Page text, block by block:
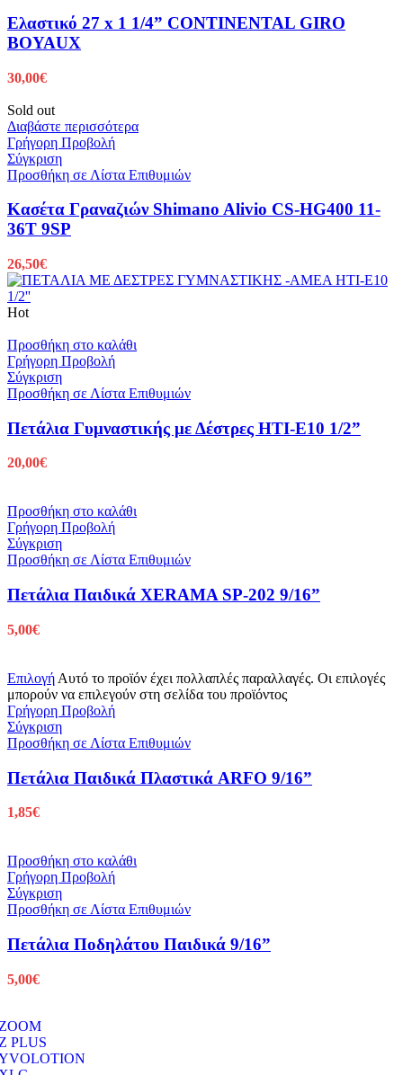
Ελαστικό 27 x 1 1/4” CONTINENTAL GIRO
BOYAUX
30,00€
Sold out
Διαβάστε περισσότερα
Γρήγορη Προβολή
Σύγκριση
Προσθήκη σε Λίστα Επιθυμιών
Κασέτα Γραναζιών Shimano Alivio CS-HG400 11-
36T 9SP
26,50€
Hot
Προσθήκη στο καλάθι
Γρήγορη Προβολή
Σύγκριση
Προσθήκη σε Λίστα Επιθυμιών
Πετάλια Γυμναστικής με Δέστρες HTI-E10 1/2”
20,00€
Προσθήκη στο καλάθι
Γρήγορη Προβολή
Σύγκριση
Προσθήκη σε Λίστα Επιθυμιών
Πετάλια Παιδικά XERAMA SP-202 9/16”
5,00€
Επιλογή Αυτό το προϊόν έχει πολλαπλές παραλλαγές. Οι επιλογές
μπορούν να επιλεγούν στη σελίδα του προϊόντος
Γρήγορη Προβολή
Σύγκριση
Προσθήκη σε Λίστα Επιθυμιών
Πετάλια Παιδικά Πλαστικά ARFO 9/16”
1,85€
Προσθήκη στο καλάθι
Γρήγορη Προβολή
Σύγκριση
Προσθήκη σε Λίστα Επιθυμιών
Πετάλια Ποδηλάτου Παιδικά 9/16”
5,00€
PLUS